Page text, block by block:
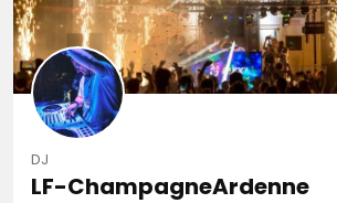
DJ
LF-ChampagneArdenne